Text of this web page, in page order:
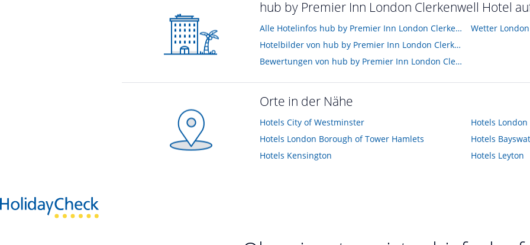
hub by Premier Inn London Clerkenwell Hotel
Alle Hotelinfos hub by Premier Inn London Clerkenwell Hotel
Hotelbilder von hub by Premier Inn London Clerkenwell Hotel
Bewertungen von hub by Premier Inn London Clerkenwell Hotel
Wetter London
Orte in der Nähe
Hotels City of Westminster
Hotels London Borough of Tower Hamlets
Hotels Kensington
Hotels
Hotels
Hotels Leyton